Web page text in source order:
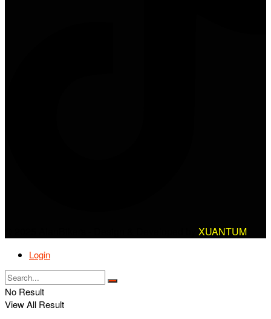
XUANTUM
Login
No Result
View All Result